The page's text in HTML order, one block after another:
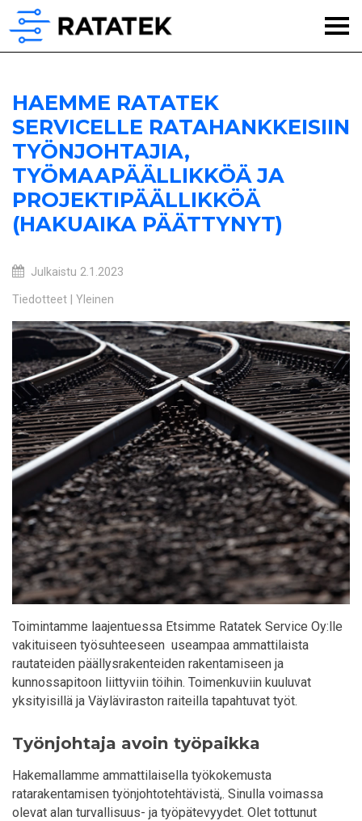
HAEMME RATATEK
SERVICELLE RATAHANKKEISIIN
TYÖNJOHTAJIA,
TYÖMAAPÄÄLLIKKÖÄ JA
PROJEKTIPÄÄLLIKKÖÄ
(HAKUAIKA PÄÄTTYNYT)
Julkaistu 2.1.2023
Tiedotteet Yleinen
Toimintamme laajentuessa Etsimme Ratatek Service Oy:lle
vakituiseen työsuhteeseen useampaa ammattilaista
rautateiden päällysrakenteiden rakentamiseen ja
kunnossapitoon liittyviin töihin. Toimenkuviin kuuluvat
yksityisillä ja Väyläviraston raiteilla tapahtuvat työt.
Työnjohtaja avoin työpaikka
Hakemallamme ammattilaisella työkokemusta
ratarakentamisen työnjohtotehtävistä,. Sinulla voimassa
olevat alan turvallisuus- ja työpätevyydet. Olet tottunut